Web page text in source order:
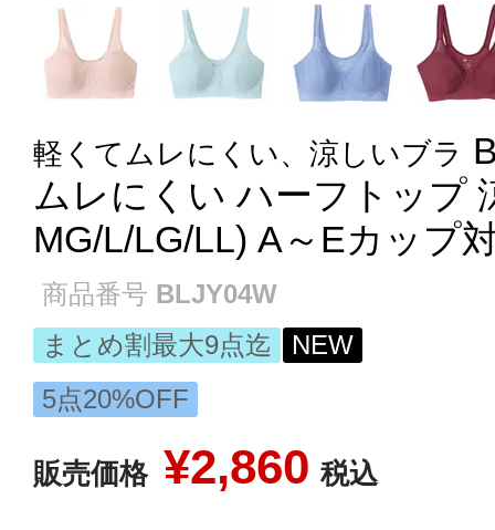
軽くてムレにくい、涼しいブラ
ムレにくい ハーフトップ
MG/L/LG/LL) A～Eカップ
商品番号 BLJY04W
まとめ割最大9点迄
NEW
5点20%OFF
販売価格 ¥2,860 税込